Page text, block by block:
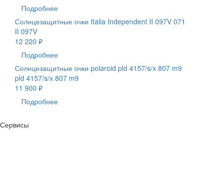
Подробнее
Солнцезащитные очки Italia Independent II 097V 071
II 097V
12 220 ₽
Подробнее
Солнцезащитные очки polaroid pld 4157/s/x 807 m9
pld 4157/s/x 807 m9
11 900 ₽
Подробнее
Сервисы